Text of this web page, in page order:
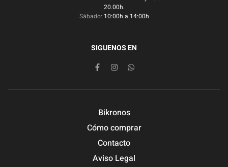
20.00h.
Sábado: 10:00h a 14:00h
SIGUENOS EN
Bikronos
Cómo comprar
Contacto
Aviso Legal